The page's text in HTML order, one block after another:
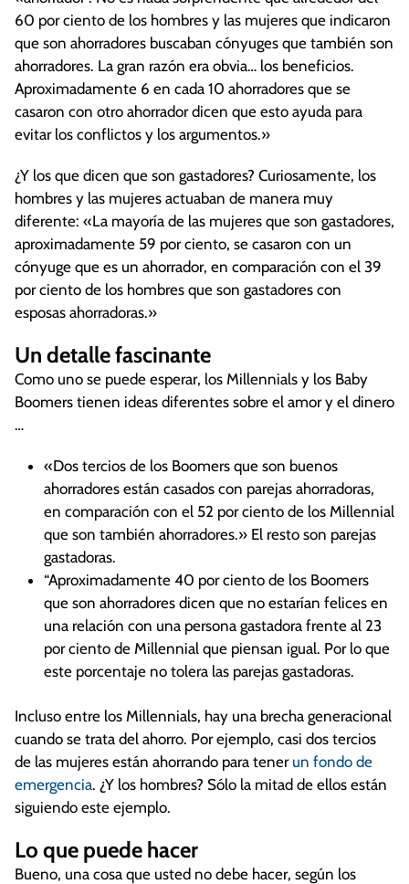
60 por ciento de los hombres y las mujeres que indicaron
que son ahorradores buscaban cónyuges que también son
ahorradores. La gran razón era obvia… los beneficios.
Aproximadamente 6 en cada 10 ahorradores que se
casaron con otro ahorrador dicen que esto ayuda para
evitar los conflictos y los argumentos.»
¿Y los que dicen que son gastadores? Curiosamente, los
hombres y las mujeres actuaban de manera muy
diferente: «La mayoría de las mujeres que son gastadores,
aproximadamente 59 por ciento, se casaron con un
cónyuge que es un ahorrador, en comparación con el 39
por ciento de los hombres que son gastadores con
esposas ahorradoras.»
Un detalle fascinante
Como uno se puede esperar, los Millennials y los Baby
Boomers tienen ideas diferentes sobre el amor y el dinero
…
«Dos tercios de los Boomers que son buenos
ahorradores están casados con parejas ahorradoras,
en comparación con el 52 por ciento de los Millennial
que son también ahorradores.» El resto son parejas
gastadoras.
“Aproximadamente 40 por ciento de los Boomers
que son ahorradores dicen que no estarían felices en
una relación con una persona gastadora frente al 23
por ciento de Millennial que piensan igual. Por lo que
este porcentaje no tolera las parejas gastadoras.
Incluso entre los Millennials, hay una brecha generacional
cuando se trata del ahorro. Por ejemplo, casi dos tercios
de las mujeres están ahorrando para tener un fondo de
emergencia. ¿Y los hombres? Sólo la mitad de ellos están
siguiendo este ejemplo.
Lo que puede hacer
Bueno, una cosa que usted no debe hacer, según los